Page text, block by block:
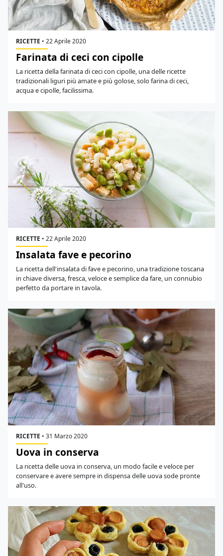
RICETTE • 22 Aprile 2020
Farinata di ceci con cipolle
La ricetta della farinata di ceci con cipolle, una delle ricette
tradizionali liguri più amate e più golose, solo farina di ceci,
acqua e cipolle, facilissima.
RICETTE • 22 Aprile 2020
Insalata fave e pecorino
La ricetta dell'insalata di fave e pecorino, una tradizione toscana
in chiave diversa, fresca, veloce e semplice da fare, un connubio
perfetto da portare in tavola.
RICETTE • 31 Marzo 2020
Uova in conserva
La ricetta delle uova in conserva, un modo facile e veloce per
conservare e avere sempre in dispensa delle uova sode pronte
all'uso.